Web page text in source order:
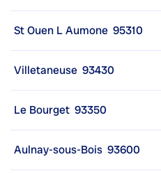
St Ouen L Aumone 95310
Villetaneuse 93430
Le Bourget 93350
Aulnay-sous-Bois 93600